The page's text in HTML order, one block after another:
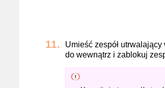
Umieść zespół
do wewnątrz i zablokuj